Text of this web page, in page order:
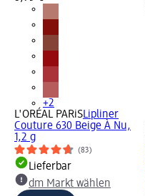
+2
L'ORÉAL PARiSLipliner
Couture 630 Beige À Nu,
1,2 g
(83)
Lieferbar
dm Markt wählen